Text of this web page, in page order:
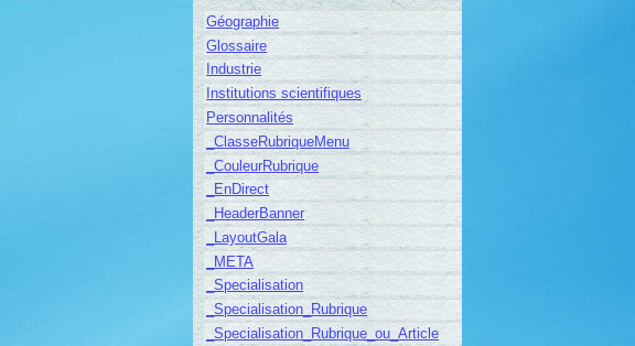
Géographie
Glossaire
Industrie
Institutions scientifiques
Personnalités
_ClasseRubriqueMenu
_CouleurRubrique
_EnDirect
_HeaderBanner
_LayoutGala
_META
_Specialisation
_Specialisation_Rubrique
_Specialisation_Rubrique_ou_Article